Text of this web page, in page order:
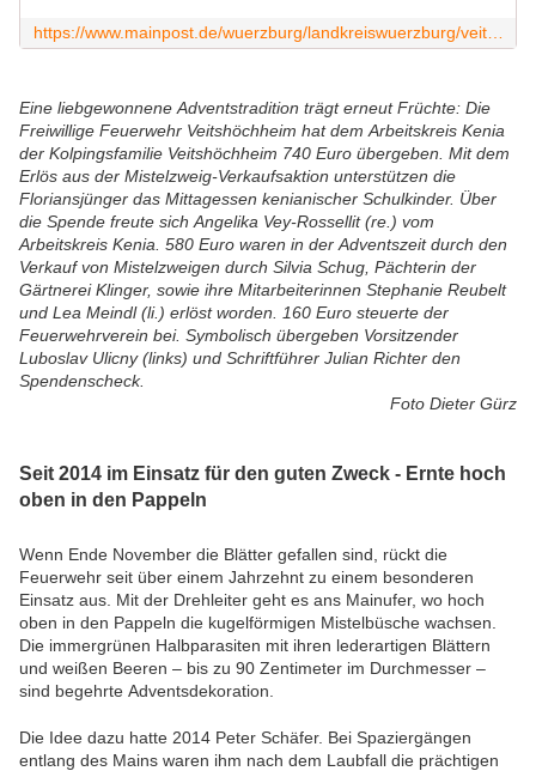
https://www.mainpost.de/wuerzburg/landkreiswuerzburg/
Eine liebgewonnene Adventstradition trägt erneut Früchte: Die
Freiwillige Feuerwehr Veitshöchheim hat dem Arbeitskreis Kenia
der Kolpingsfamilie Veitshöchheim 740 Euro übergeben. Mit dem
Erlös aus der Mistelzweig-Verkaufsaktion unterstützen die
Floriansjünger das Mittagessen kenianischer Schulkinder. Über
die Spende freute sich Angelika Vey-Rossellit (re.) vom
Arbeitskreis Kenia. 580 Euro waren in der Adventszeit durch den
Verkauf von Mistelzweigen durch Silvia Schug, Pächterin der
Gärtnerei Klinger, sowie ihre Mitarbeiterinnen Stephanie Reubelt
und Lea Meindl (li.) erlöst worden. 160 Euro steuerte der
Feuerwehrverein bei. Symbolisch übergeben Vorsitzender
Luboslav Ulicny (links) und Schriftführer Julian Richter den
Spendenscheck.
Foto Dieter Gürz
Seit 2014 im Einsatz für den guten Zweck - Ernte hoch
oben in den Pappeln
Wenn Ende November die Blätter gefallen sind, rückt die
Feuerwehr seit über einem Jahrzehnt zu einem besonderen
Einsatz aus. Mit der Drehleiter geht es ans Mainufer, wo hoch
oben in den Pappeln die kugelförmigen Mistelbüsche wachsen.
Die immergrünen Halbparasiten mit ihren lederartigen Blättern
und weißen Beeren – bis zu 90 Zentimeter im Durchmesser –
sind begehrte Adventsdekoration.
Die Idee dazu hatte 2014 Peter Schäfer. Bei Spaziergängen
entlang des Mains waren ihm nach dem Laubfall die prächtigen